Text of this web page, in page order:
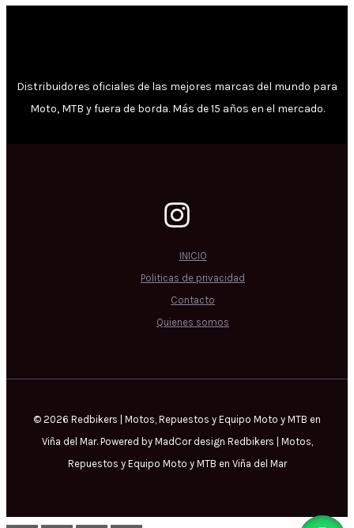
Distribuidores oficiales de las mejores marcas del mundo para
Moto, MTB y fuera de borda. Más de 15 años en el mercado.
INICIO
Politicas de privacidad
Contacto
Quienes somos
© 2026 Redbikers | Motos, Repuestos y Equipo Moto y MTB en
Viña del Mar. Powered by MadCor design Redbikers | Motos,
Repuestos y Equipo Moto y MTB en Viña del Mar